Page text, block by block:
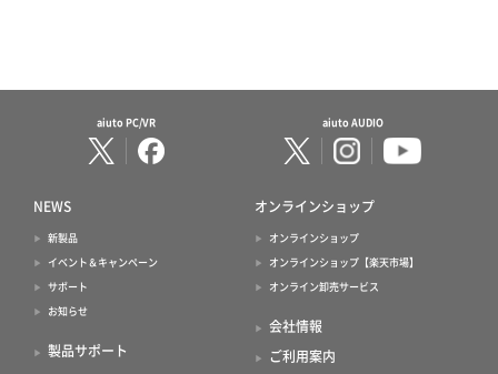
aiuto PC/VR aiuto AUDIO
NEWS
新製品
イベント＆キャンペーン
サポート
お知らせ
製品サポート
オンラインショップ
オンラインショップ
オンラインショップ【楽天市場】
オンライン卸売サービス
会社情報
ご利用案内